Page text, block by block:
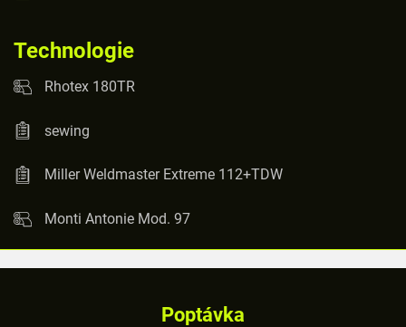
Technologie
Rhotex 180TR
sewing
Miller Weldmaster Extreme 112+TDW
Monti Antonie Mod. 97
Poptávka